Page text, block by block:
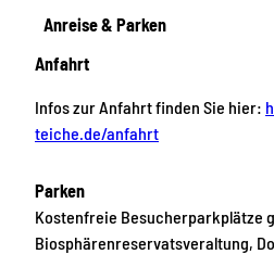
Anreise & Parken
Anfahrt
Infos zur Anfahrt finden Sie hier:
teiche.de/anfahrt
Parken
Kostenfreie Besucherparkplätze
Biosphärenreservatsveraltung,